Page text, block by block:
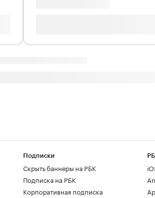
Подписки
Скрыть баннеры на РБК
Подписка на РБК
Корпоративная подписка